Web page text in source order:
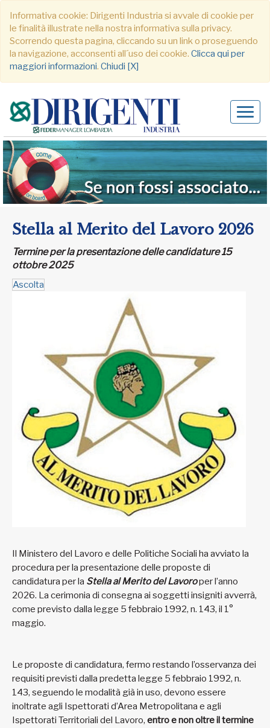
Informativa cookie: Dirigenti Industria si avvale di cookie per
le finalità illustrate nella nostra informativa sulla privacy.
Scorrendo questa pagina, cliccando su un link o proseguendo
la navigazione, acconsenti all´uso dei cookie. Clicca qui per
maggiori informazioni. Chiudi [X]
Stella al Merito del Lavoro 2026
Termine per la presentazione delle candidature 15
ottobre 2025
Ascolta
Il Ministero del Lavoro e delle Politiche Sociali ha avviato la
procedura per la presentazione delle proposte di
candidatura per la Stella al Merito del Lavoroper l’anno
2026. La cerimonia di consegna ai soggetti insigniti avverrà,
come previsto dalla legge 5 febbraio 1992, n. 143, il 1°
maggio.
Le proposte di candidatura, fermo restando l’osservanza dei
requisiti previsti dalla predetta legge 5 febbraio 1992, n.
143, seguendo le modalità già in uso, devono essere
inoltrate agli Ispettorati d’Area Metropolitana e agli
Ispettorati Territoriali del Lavoro, entro e non oltre il termine